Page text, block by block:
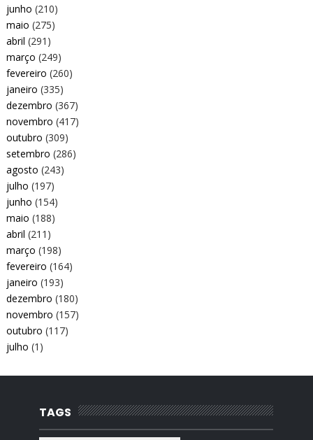
junho (210)
maio (275)
abril (291)
março (249)
fevereiro (260)
janeiro (335)
dezembro (367)
novembro (417)
outubro (309)
setembro (286)
agosto (243)
julho (197)
junho (154)
maio (188)
abril (211)
março (198)
fevereiro (164)
janeiro (193)
dezembro (180)
novembro (157)
outubro (117)
julho (1)
TAGS